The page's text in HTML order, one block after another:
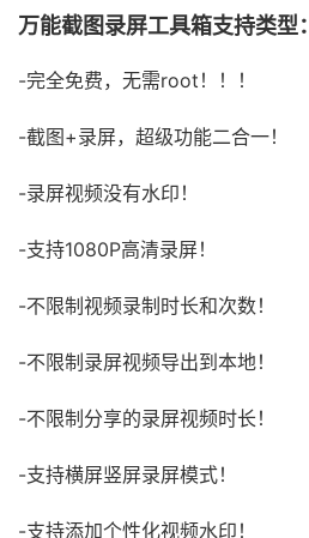
万能截图录屏工具箱支持类型：
-完全免费，无需root！！！
-截图+录屏，超级功能二合一！
-录屏视频没有水印！
-支持1080P高清录屏！
-不限制视频录制时长和次数！
-不限制录屏视频导出到本地！
-不限制分享的录屏视频时长！
-支持横屏竖屏录屏模式！
-支持添加个性化视频水印！